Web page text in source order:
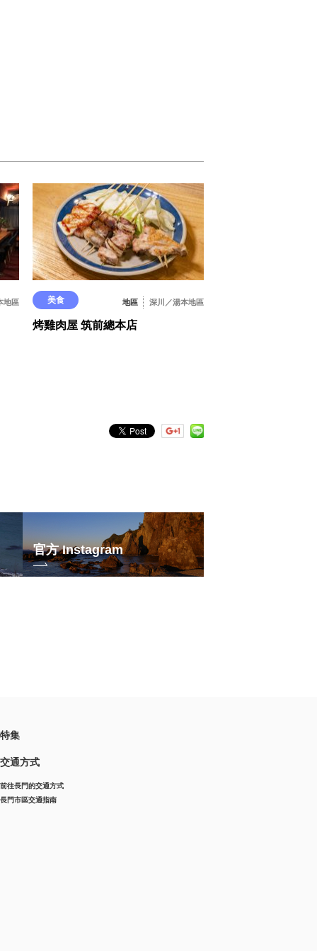
地區 美食 地區 深川／湯本地區
烤雞肉屋 筑前總本店
官方 Instagram
特集
交通方式
前往長門的交通方式
長門市區交通指南